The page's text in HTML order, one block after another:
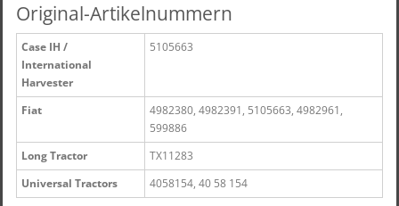
Original-Artikelnummern
Case IH /
International
Harvester
5105663
Fiat
4982380, 4982391, 5105663, 4982961,
599886
Long Tractor
TX11283
Universal Tractors
4058154, 40 58 154